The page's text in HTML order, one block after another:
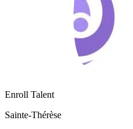
Enroll Talent
Sainte-Thérèse